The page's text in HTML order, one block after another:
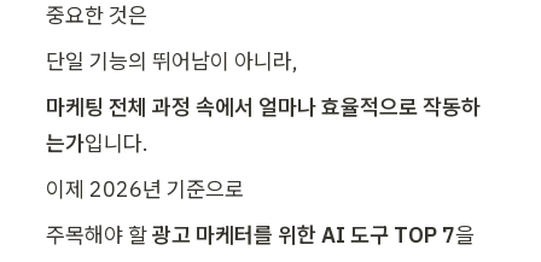
중요한 것은
단일 기능의 뛰어남이 아니라,
마케팅 전체 과정 속에서 얼마나 효율적으로 작동하
는가입니다.
이제 2026년 기준으로
주목해야 할 광고 마케터를 위한 AI 도구 TOP 7을